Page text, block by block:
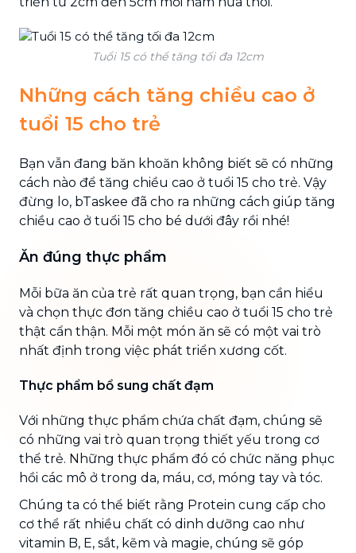
Tuổi 15 có thể tăng tối đa 12cm
Những cách tăng chiều cao ở
tuổi 15 cho trẻ
Bạn vẫn đang băn khoăn không biết sẽ có những
cách nào để tăng chiều cao ở tuổi 15 cho trẻ. Vậy
đừng lo, bTaskee đã cho ra những cách giúp tăng
chiều cao ở tuổi 15 cho bé dưới đây rồi nhé!
Ăn đúng thực phẩm
Mỗi bữa ăn của trẻ rất quan trọng, bạn cần hiểu
và chọn thực đơn tăng chiều cao ở tuổi 15 cho trẻ
thật cẩn thận. Mỗi một món ăn sẽ có một vai trò
nhất định trong việc phát triển xương cốt.
Thực phẩm bổ sung chất đạm
Với những thực phẩm chứa chất đạm, chúng sẽ
có những vai trò quan trọng thiết yếu trong cơ
thể trẻ. Những thực phẩm đó có chức năng phục
hồi các mô ở trong da, máu, cơ, móng tay và tóc.
Chúng ta có thể biết rằng Protein cung cấp cho
cơ thể rất nhiều chất có dinh dưỡng cao như
vitamin B, E, sắt, kẽm và magie, chúng sẽ góp